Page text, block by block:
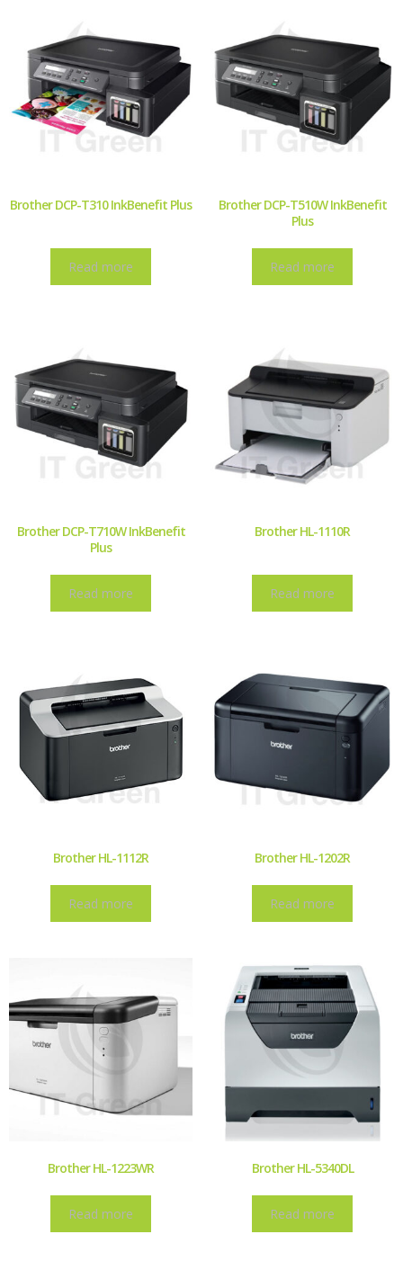
Brother DCP-T310 InkBenefit Plus
Read more
Brother DCP-T510W InkBenefit
Plus
Read more
Brother DCP-T710W InkBenefit
Plus
Read more
Brother HL-1110R
Read more
Brother HL-1112R
Read more
Brother HL-1202R
Read more
Brother HL-1223WR
Read more
Brother HL-5340DL
Read more